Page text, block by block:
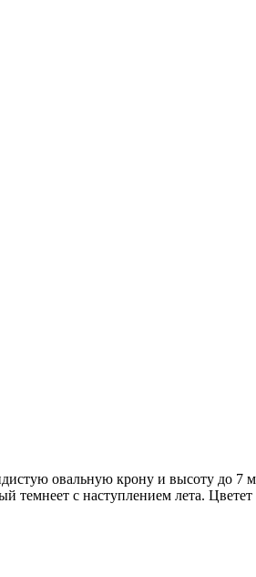
овальную крону и высоту до 7
темнеет с наступлением лета.